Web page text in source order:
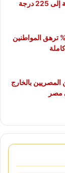
درجة
محمد جبريل : زيادة الكهرباء 12% ترهق المواطنين
طلب من المصريين بالخارج
مصر